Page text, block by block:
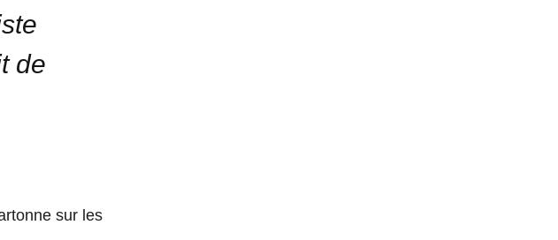
de
sur les